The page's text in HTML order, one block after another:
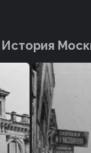
История